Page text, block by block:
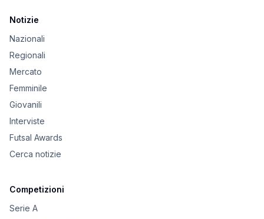
Notizie
Nazionali
Regionali
Mercato
Femminile
Giovanili
Interviste
Futsal Awards
Cerca notizie
Competizioni
Serie A